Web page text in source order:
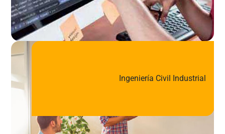
Ingeniería Civil Industrial